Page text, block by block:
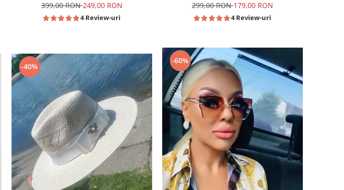
399,00 RON249,00 RON
4 Review-uri
299,00 RON179,00 RON
4 Review-uri
-40%
-60%